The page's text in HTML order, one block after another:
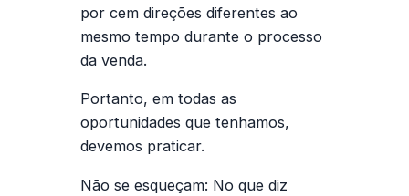
por cem direções diferentes ao
mesmo tempo durante o processo
da venda.
Portanto, em todas as
oportunidades que tenhamos,
devemos praticar.
Não se esqueçam: No que diz